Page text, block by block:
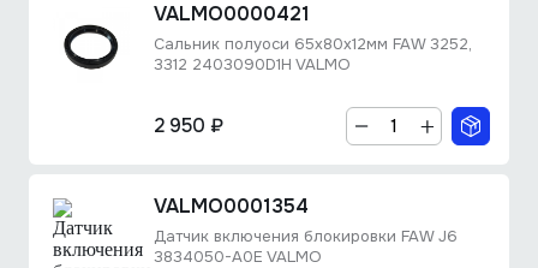
VALMO0000421
Сальник полуоси 65х80х12мм FAW 3252,
3312 2403090D1H VALMO
2 950 ₽
VALMO0001354
Датчик включения блокировки FAW J6
3834050-A0E VALMO